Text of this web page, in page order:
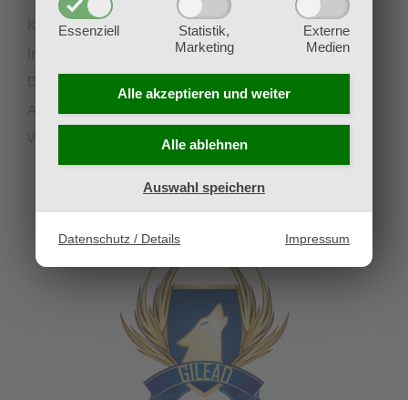
Essenziell
Statistik,
Marketing
Externe
Medien
Alle akzeptieren und weiter
Alle ablehnen
Auswahl speichern
Datenschutz / Details Impressum
Kontakt